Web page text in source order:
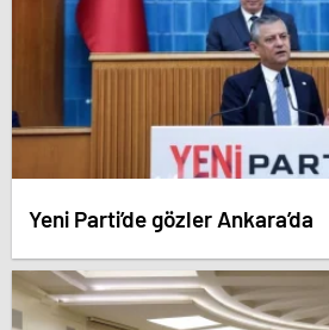
Yeni Parti’de gözler Ankara’da